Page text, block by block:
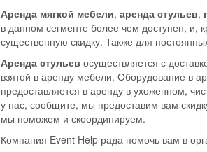
Аренда мягкой мебели, аренда стульев,
в данном сегменте более чем доступен, и,
существенную скидку. Также для
Аренда стульев осуществляется с
взятой в аренду мебели. Оборудование в
предоставляется в аренду в ухоженном,
у нас, сообщите, мы предоставим вам
мы поможем и скоординируем.
Компания Event Help рада помочь вам в